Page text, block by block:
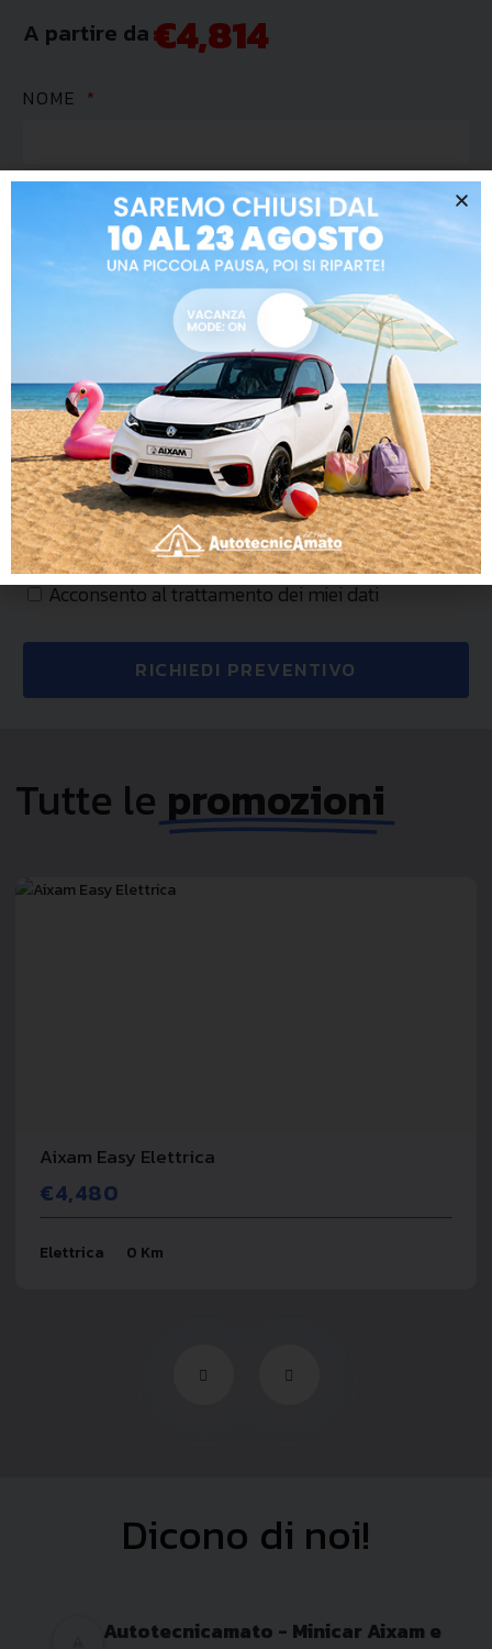
A partire da€4,814
NOME
COGNOME
TELEFONO
CITTÀ
PRIVACY
Acconsento al trattamento dei miei dati
RICHIEDI PREVENTIVO
Tutte le promozioni
Aixam Easy Elettrica
€4,480
Elettrica 0 Km
Dicono di noi!
Autotecnicamato - Minicar Aixam e